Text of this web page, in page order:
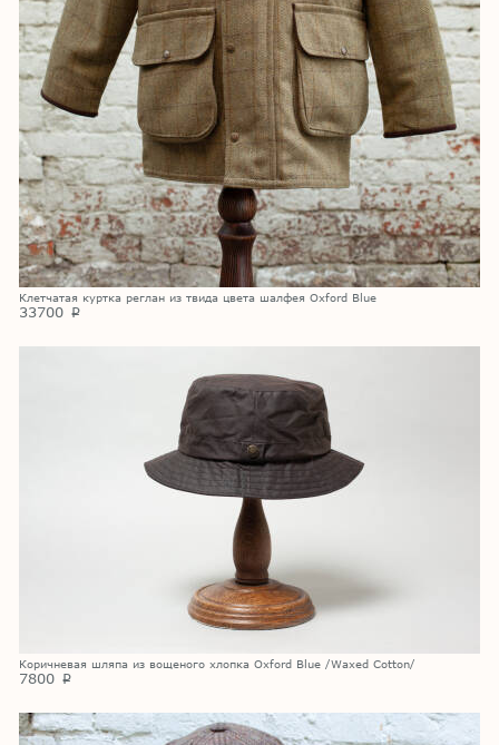
Клетчатая куртка реглан из твида цвета шалфея Oxford Blue
33700 p
Коричневая шляпа из вощеного хлопка Oxford Blue /Waxed Cotton/
7800 p